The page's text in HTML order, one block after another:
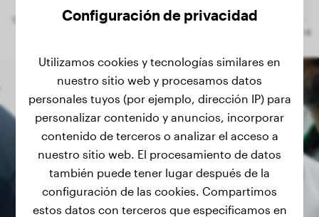
Configuración de privacidad
Utilizamos cookies y tecnologías similares en
nuestro sitio web y procesamos datos
personales tuyos (por ejemplo, dirección IP) para
personalizar contenido y anuncios, incorporar
contenido de terceros o analizar el acceso a
nuestro sitio web. El procesamiento de datos
también puede tener lugar después de la
configuración de las cookies. Compartimos
estos datos con terceros que especificamos en